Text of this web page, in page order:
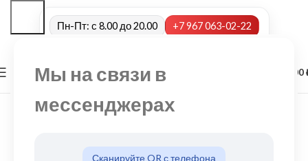
Мы на связи в
мессенджерах
Сканируйте QR с телефона
Пн-Пт: с 8.00 до 20.00 +7 967 063-02-22
МЕНЮ 0,00